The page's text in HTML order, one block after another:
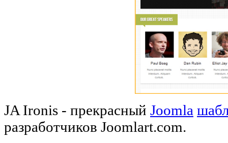
JA Ironis - прекрасный Joomla
разработчиков Joomlart.com.